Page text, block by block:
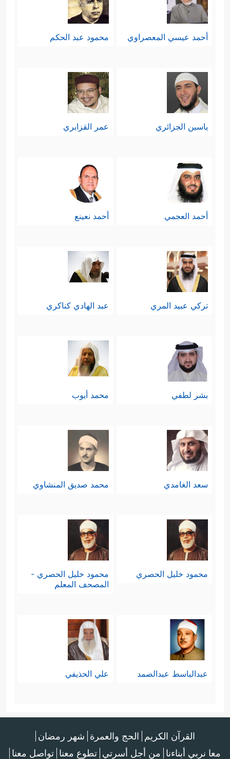
أحمد عيسي المعصراوي محمود عبد الحكم
ياسين الجزائري عمر القزابري
أحمد العجمي أحمد نعينع
تركي عبيد المري عبد الهادي كناكري
بشر لطفي محمد أيوب
سعد الغامدي محمد صديق المنشاوي
محمود خليل الحصري
محمود خليل الحصري -
المصحف المعلم
عبدالباسط عبدالصمد علي الحذيفي
القرآن الكريم الحج والعمرة شهر رمضان
معا نربي أبناءنا من أجل أسرتي تطوع معنا تواصل معنا